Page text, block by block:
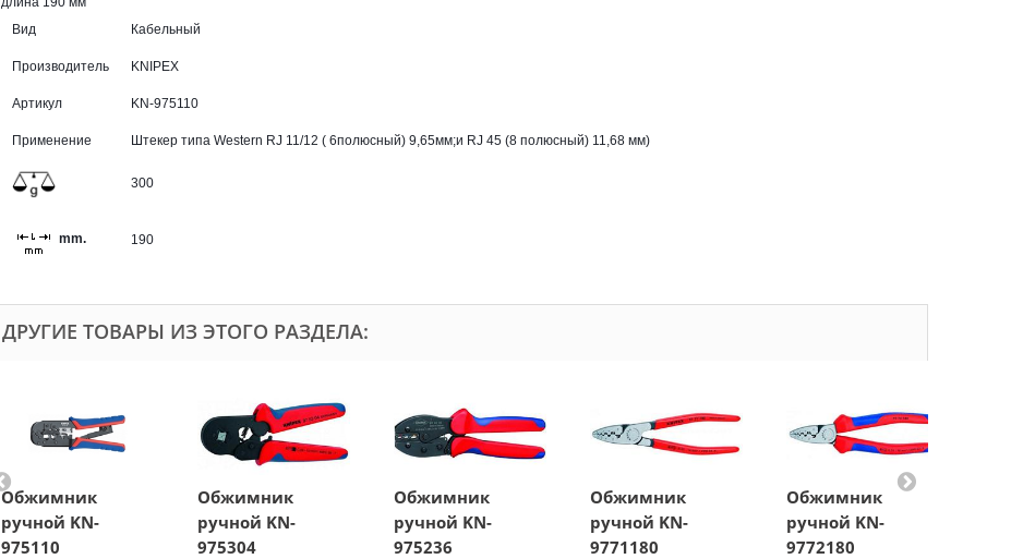
Вид
Кабельный
Производитель KNIPEX
Артикул KN-975110
Применение Штекер типа Western RJ 11/12 ( 6полюсный) 9,65мм;и RJ 45 (8 полюсный) 11,68 мм)
300
mm. 190
ДРУГИЕ ТОВАРЫ ИЗ ЭТОГО РАЗДЕЛА:
Обжимник
ручной KN-
975110
Обжимник
ручной KN-
975304
Обжимник
ручной KN-
975236
Обжимник
ручной KN-
9771180
Обжимник
ручной KN-
9772180